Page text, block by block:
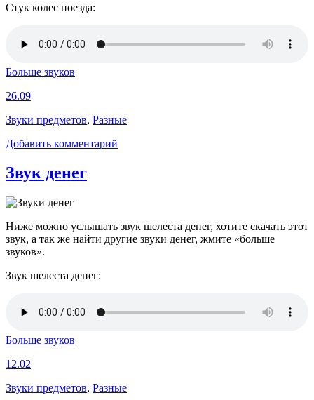
Стук колес поезда:
Больше звуков
26.09
Звуки предметов, Разные
Добавить комментарий
Звук денег
Ниже можно услышать звук шелеста денег, хотите скачать этот
звук, а так же найти другие звуки денег, жмите «больше
звуков».
Звук шелеста денег:
Больше звуков
12.02
Звуки предметов, Разные